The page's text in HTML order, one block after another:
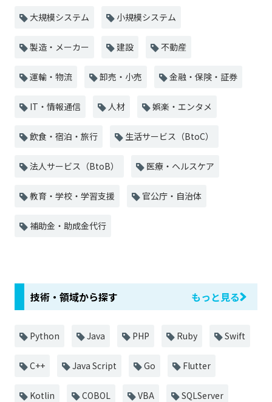
大規模システム 小規模システム
製造・メーカー 建設 不動産
運輸・物流 卸売・小売 金融・保険・証券
IT・情報通信 人材 娯楽・エンタメ
飲食・宿泊・旅行 生活サービス（BtoC）
法人サービス（BtoB） 医療・ヘルスケア
教育・学校・学習支援 官公庁・自治体
補助金・助成金代行
技術・領域から探す もっと見る
Python Java PHP Ruby Swift
C++ Java Script Go Flutter
Kotlin COBOL VBA SQLServer